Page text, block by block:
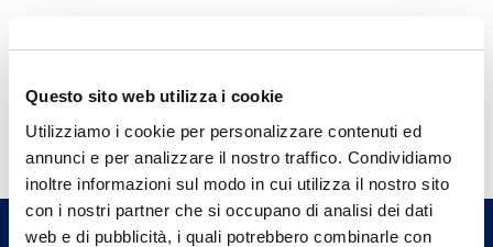
Questo sito web utilizza i cookie
Utilizziamo i cookie per personalizzare contenuti ed
annunci e per analizzare il nostro traffico. Condividiamo
inoltre informazioni sul modo in cui utilizza il nostro sito
con i nostri partner che si occupano di analisi dei dati
web e di pubblicità, i quali potrebbero combinarle con
Hai bisogno di
informazioni?
Trova l'Agenzia più vicina a te e parla con
un nostro Agente.